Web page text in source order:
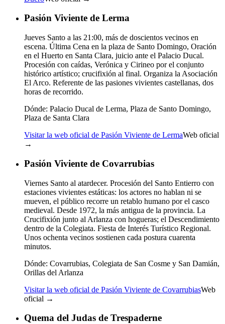
Pasión Viviente de Lerma
Jueves Santo a las 21:00, más de doscientos vecinos en
escena. Última Cena en la plaza de Santo Domingo, Oración
en el Huerto en Santa Clara, juicio ante el Palacio Ducal.
Procesión con caídas, Verónica y Cirineo por el conjunto
histórico artístico; crucifixión al final. Organiza la Asociación
El Arco. Referente de las pasiones vivientes castellanas, dos
horas de recorrido.
Dónde: Palacio Ducal de Lerma, Plaza de Santo Domingo,
Plaza de Santa Clara
Visitar la web oficial de Pasión Viviente de LermaWeb oficial
→
Pasión Viviente de Covarrubias
Viernes Santo al atardecer. Procesión del Santo Entierro con
estaciones vivientes estáticas: los actores no hablan ni se
mueven, el público recorre un retablo humano por el casco
medieval. Desde 1972, la más antigua de la provincia. La
Crucifixión junto al Arlanza con hogueras; el Descendimiento
dentro de la Colegiata. Fiesta de Interés Turístico Regional.
Unos ochenta vecinos sostienen cada postura cuarenta
minutos.
Dónde: Covarrubias, Colegiata de San Cosme y San Damián,
Orillas del Arlanza
Visitar la web oficial de Pasión Viviente de CovarrubiasWeb
oficial →
Quema del Judas de Trespaderne